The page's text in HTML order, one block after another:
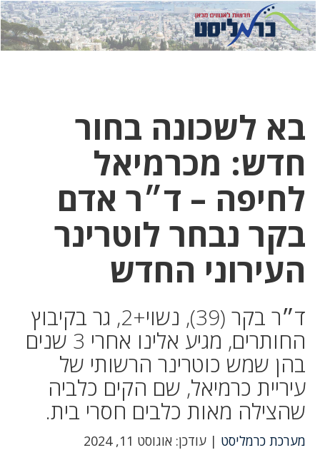
לחץ
כאן
לחץ
כדי
בא לשכונה בחור
חדש: מכרמיאל
לחיפה – ד״ר אדם
בקר נבחר לוטרינר
העירוני החדש
ד״ר בקר (39), נשוי+2, גר בקיבוץ
החותרים, מגיע אלינו אחרי 3 שנים
בהן שמש כוטרינר הרשותי של
עיריית כרמיאל, שם הקים כלביה
שהצילה מאות כלבים חסרי בית.
מערכת כרמליסט | עודכן: אוגוסט 11, 2024